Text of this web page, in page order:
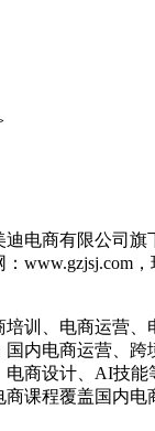
迪电商有限公司旗
www.gzjsj.com，
训、电商运营、
内电商运营、跨
电商设计、AI技能
课程覆盖国内电